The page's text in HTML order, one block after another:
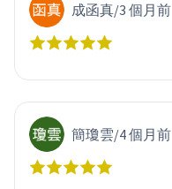
成函真/3 個月前
簡瓊雲/4 個月前